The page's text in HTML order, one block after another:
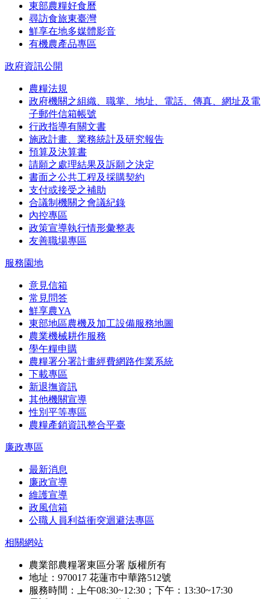
東部農糧好食曆
尋訪食旅東臺灣
鮮享在地多媒體影音
有機農產品專區
政府資訊公開
農糧法規
政府機關之組織、職掌、地址、電話、傳真、網址及電
子郵件信箱帳號
行政指導有關文書
施政計畫、業務統計及研究報告
預算及決算書
請願之處理結果及訴願之決定
書面之公共工程及採購契約
支付或接受之補助
合議制機關之會議紀錄
內控專區
政策宣導執行情形彙整表
友善職場專區
服務園地
意見信箱
常見問答
鮮享農YA
東部地區農機及加工設備服務地圖
農業機械耕作服務
學午糧申購
農糧署分署計畫經費網路作業系統
下載專區
新退撫資訊
其他機關宣導
性別平等專區
農糧產銷資訊整合平臺
廉政專區
最新消息
廉政宣導
維護宣導
政風信箱
公職人員利益衝突迴避法專區
相關網站
農業部農糧署東區分署 版權所有
地址：970017 花蓮市中華路512號
服務時間：上午08:30~12:30；下午：13:30~17:30